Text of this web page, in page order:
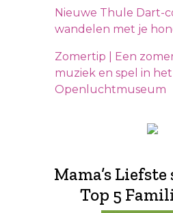
Nieuwe Thule Dart-
wandelen met je
Zomertip | Een
muziek en spel in het
Openluchtmuseum
Mama’s
Top 5